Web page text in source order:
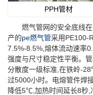
PPH管材
燃气管网的安全底线在
产的pe燃气管采用PE100-
7.5%-8.5%,熔体流动速率
强度与尺寸稳定性平衡。
分散度一级标准,在铁岭-
过5000小时。电熔管件焊
降低5℃,加热时间延长8秒,